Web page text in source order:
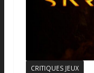
CRITIQUES JEUX